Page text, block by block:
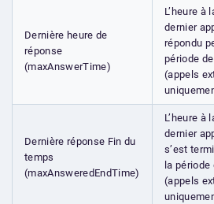
Dernière heure de
réponse
(maxAnswerTime)
L’heure à
dernier
répondu
période
(appels
Dernière réponse Fin du
temps
(maxAnsweredEndTime)
L’heure à
dernier
s’est
la
(appels